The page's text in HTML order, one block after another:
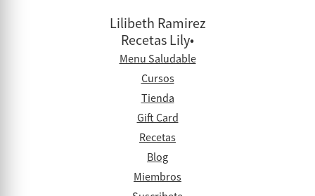
Lilibeth Ramirez
Recetas Lily•
Menu Saludable
Cursos
Tienda
Gift Card
Recetas
Blog
Miembros